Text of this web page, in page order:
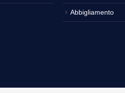
Abbigliamento